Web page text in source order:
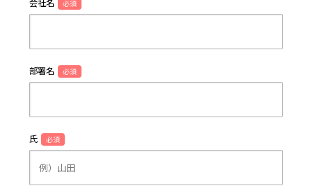
会社名 必須
部署名 必須
氏 必須